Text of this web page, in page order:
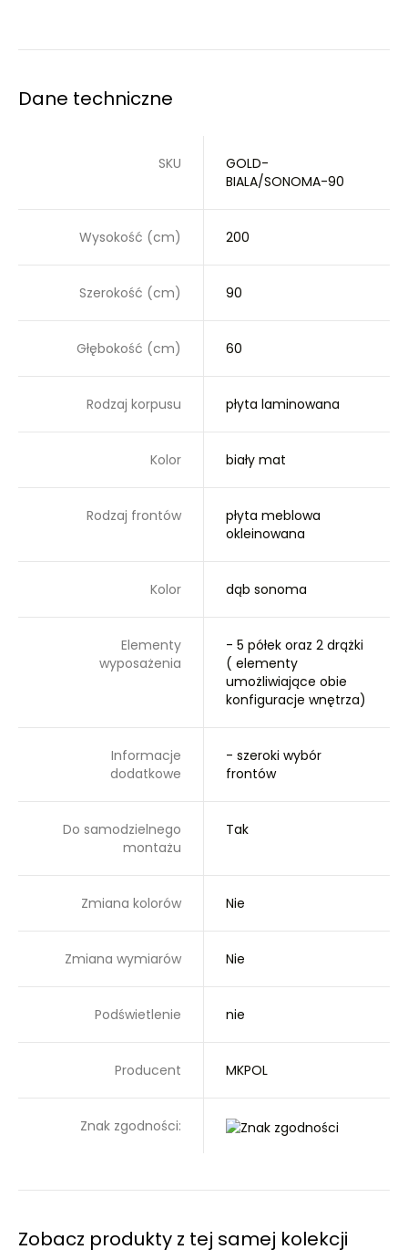
Dane techniczne
SKU
GOLD-
BIALA/SONOMA-90
Wysokość (cm) 200
Szerokość (cm) 90
Głębokość (cm) 60
Rodzaj korpusu płyta laminowana
Kolor biały mat
Rodzaj frontów
płyta meblowa
okleinowana
Kolor dąb sonoma
Elementy
wyposażenia
- 5 półek oraz 2 drążki
( elementy
umożliwiające obie
konfiguracje wnętrza)
Informacje
dodatkowe
- szeroki wybór
frontów
Do samodzielnego
montażu
Tak
Zmiana kolorów Nie
Zmiana wymiarów Nie
Podświetlenie nie
Producent MKPOL
Znak zgodności:
Zobacz produkty z tej samej kolekcji